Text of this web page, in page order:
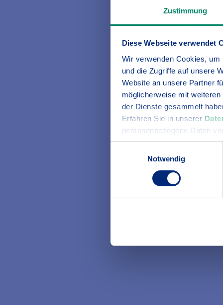
Zustimmung
Diese Webseite verwendet
Wir verwenden Cookies,
und die Zugriffe auf unsere
Website an unsere Partner
möglicherweise mit
der Dienste gesammelt
Erfahren Sie in unserer
personenbezogene Daten
Notwendig
Preisverleihung in
Es war der krönende
ganz Baden
„Die große
BGV, Professor
Jubiläumsjahr
sen überwältigenden
Auch die Jury, die
vertreten. Sie
beim BGV, Rosa
Geschäftsführerin
Karlsruhe Marketing
Die Musikband
Zum Abschluss
drei Mal 500 Euro